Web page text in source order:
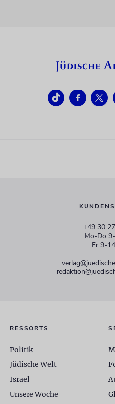
+49 30
Mo-Do
Fr 9-
RESSORTS
Politik
Jüdische Welt
Israel
Unsere Woche